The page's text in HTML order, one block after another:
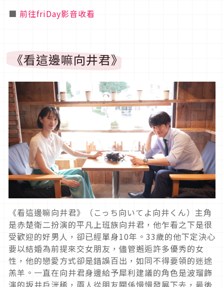
■ 前往friDay影音收看
《看這邊嘛向井君》
《看這邊嘛向井君》（こっち向いてよ向井くん）主角
是赤楚衛二扮演的平凡上班族向井君，他乍看之下是很
受歡迎的好男人，卻已經單身10年。 33歲的他下定決心
要以結婚為前提來交女朋友，儘管邂逅許多優秀的女
性，他的戀愛方式卻是錯誤百出，如同不得要領的迷途
羔羊。一直在向井君身邊給予犀利建議的角色是波瑠飾
演的坂井戶洸稀，兩人從朋友關係慢慢發展下去，最後